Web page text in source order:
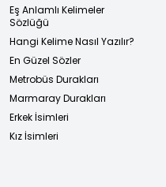
Eş Anlamlı Kelimeler
Sözlüğü
Hangi Kelime Nasıl Yazılır?
En Güzel Sözler
Metrobüs Durakları
Marmaray Durakları
Erkek İsimleri
Kız İsimleri